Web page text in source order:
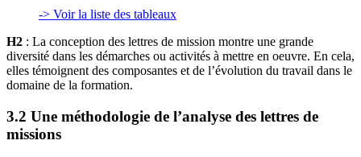
-> Voir la liste des tableaux
H2 : La conception des lettres de mission montre une grande
diversité dans les démarches ou activités à mettre en oeuvre. En cela,
elles témoignent des composantes et de l’évolution du travail dans le
domaine de la formation.
3.2 Une méthodologie de l’analyse des lettres de
missions